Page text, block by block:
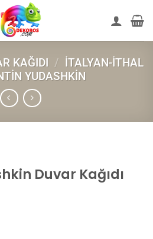
KAĞIDI / İTALYAN-İTHAL
YUDASHKIN
Duvar Kağıdı